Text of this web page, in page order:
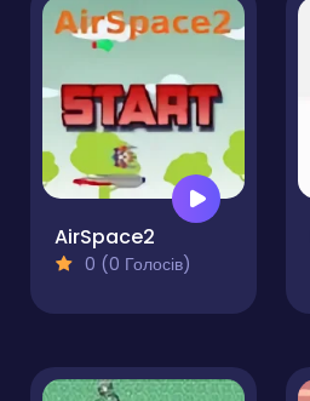
AirSpace2
0 (0 Голосів)